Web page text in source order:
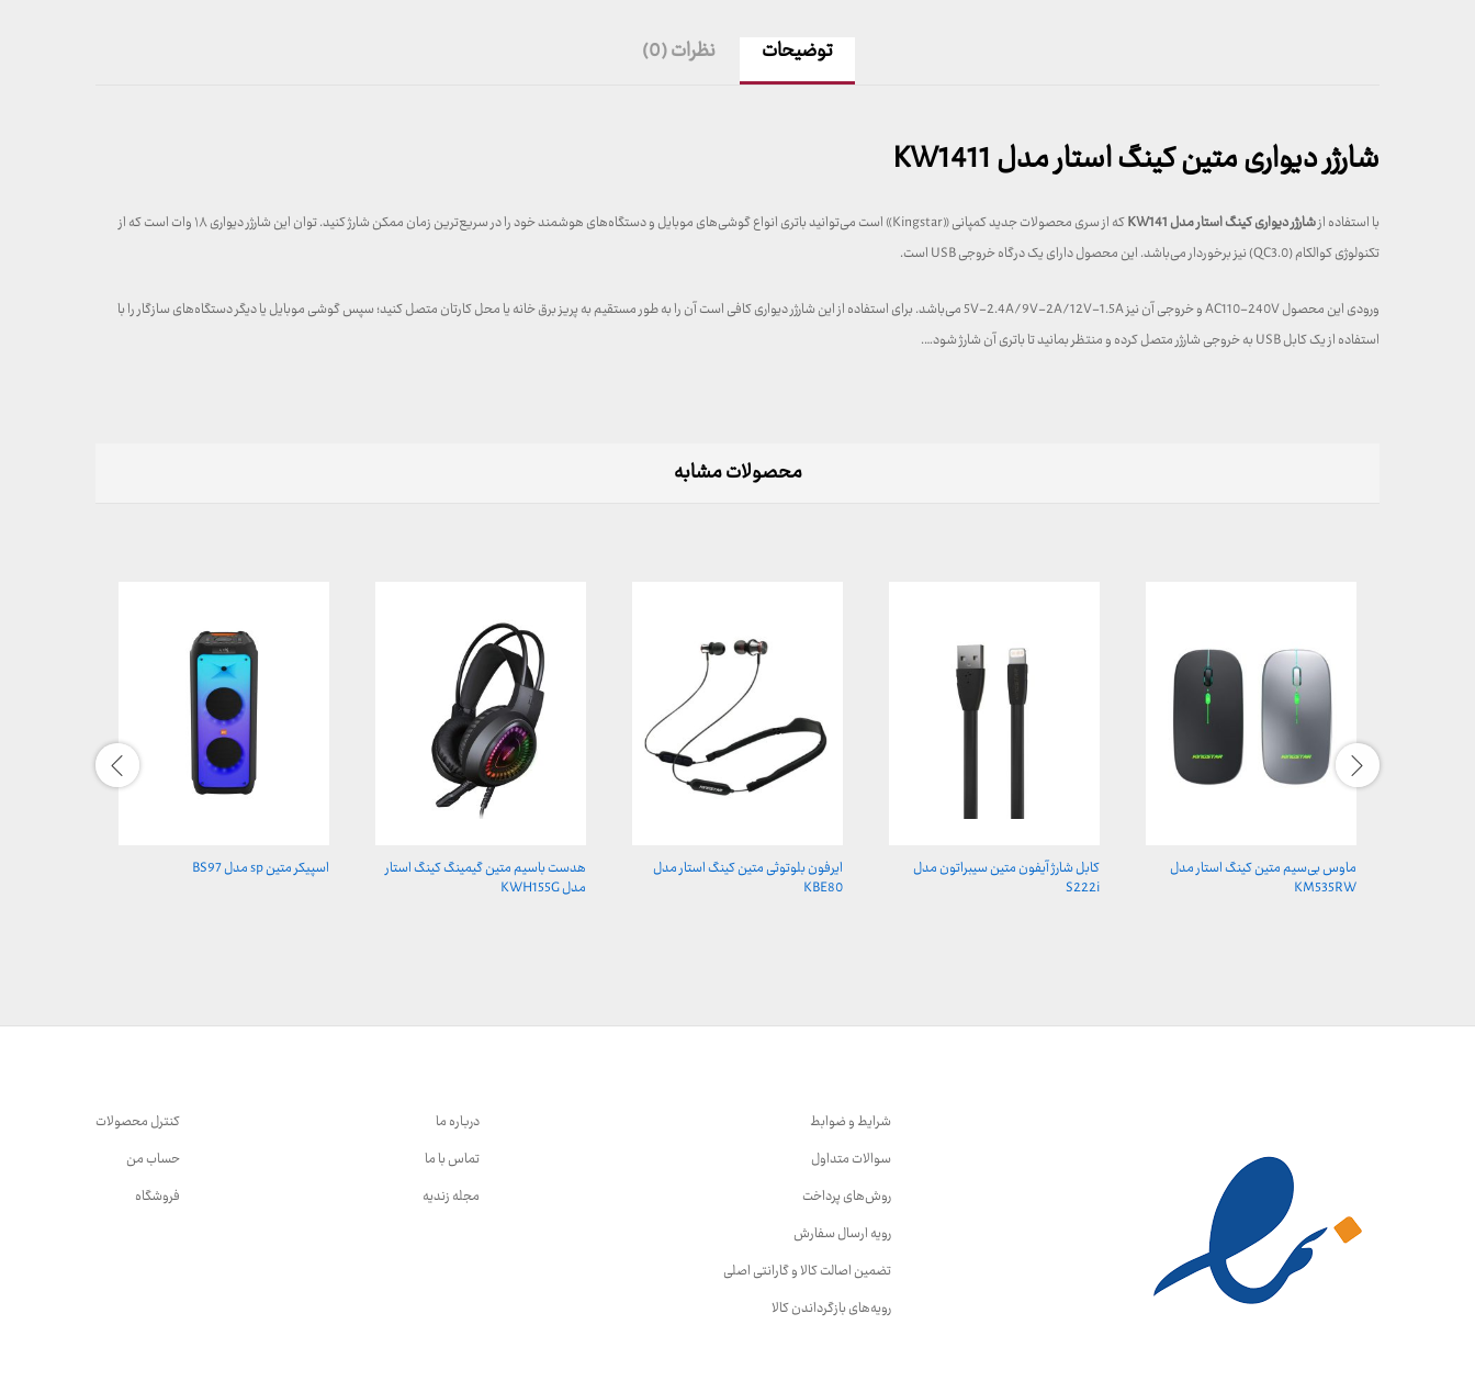
توضیحات نظرات (0)
شارژر دیواری متین کینگ استار مدل KW1411
با استفاده ازشارژر دیواری کینگ استار مدل KW141
که از سری محصولات جدید کمپانی «Kingstar» است می‌توانید باتری انواع گوشی‌های موبایل و دستگاه‌های هوشمند خود را در سریع‌ترین زمان ممکن شارژ کنید. توان این شارژر دیواری ۱۸ وات است که از
تکنولوژی کوالکام (QC3.0) نیز برخوردار می‌باشد. این محصول دارای یک درگاه خروجی USB است.
ورودی این محصول AC110-240V و خروجی آن نیز 5V-2.4A/9V-2A/12V-1.5A می‌باشد. برای استفاده از این شارژر دیواری کافی است آن را به طور مستقیم به پریز برق خانه یا محل کارتان متصل کنید؛ سپس گوشی موبایل یا دیگر دستگاه‌های سازگار را با
استفاده از یک کابل USB به خروجی شارژر متصل کرده و منتظر بمانید تا باتری آن شارژ شود….
محصولات مشابه
ماوس بی‌سیم متین کینگ استار مدل
KM535RW
کابل شارژ آیفون متین سیبراتون مدل
S222i
ایرفون بلوتوثی متین کینگ استار مدل
KBE80
هدست باسیم متین گیمینگ کینگ استار
مدل KWH155G
اسپیکر متین sp مدل BS97
شرایط و ضوابط
سوالات متداول
روش‌های پرداخت
رویه ارسال سفارش
تضمین اصالت کالا و گارانتی اصلی
رویه‌های بازگرداندن کالا
درباره ما
تماس با ما
مجله زندیه
کنترل محصولات
حساب من
فروشگاه